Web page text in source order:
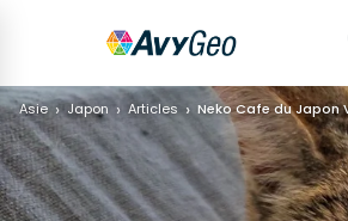
Asie Japon Articles Neko Cafe du Japon